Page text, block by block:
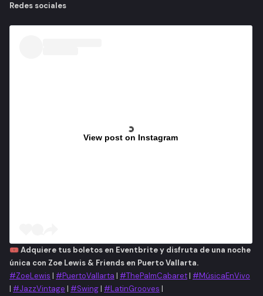
Redes sociales
View post on Instagram
🎟️Adquiere tus boletos en Eventbrite y disfruta de una noche
única con Zoe Lewis & Friends en Puerto Vallarta.
#ZoeLewis | #PuertoVallarta | #ThePalmCabaret| #MúsicaEnVivo
| #JazzVintage | #Swing| #LatinGrooves |